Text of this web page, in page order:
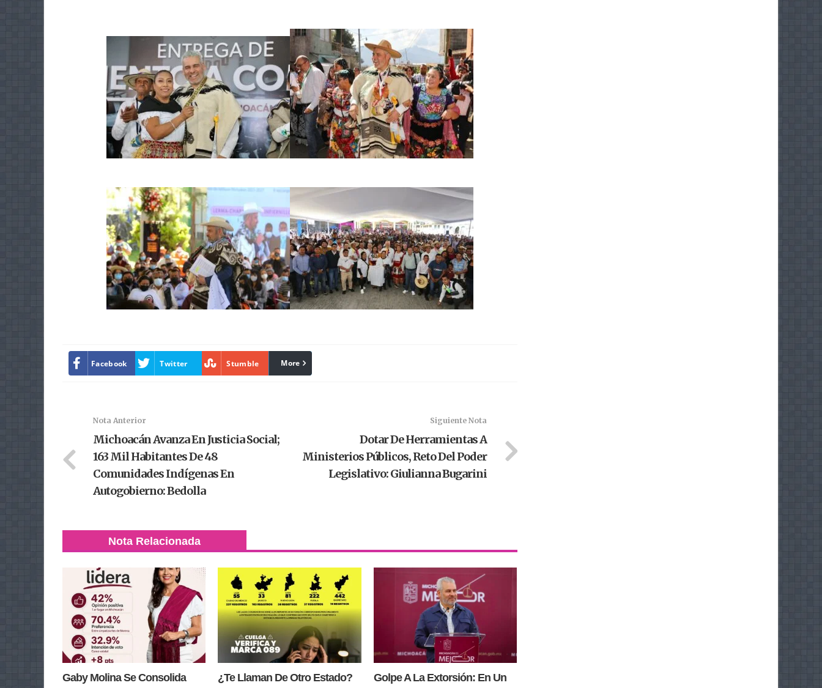
Facebook Twitter Stumble linkedin
More
Nota Anterior
Michoacán Avanza En Justicia Social;
163 Mil Habitantes De 48
Comunidades Indígenas En
Autogobierno: Bedolla
Siguiente Nota
Dotar De Herramientas A
Ministerios Públicos, Reto Del Poder
Legislativo: Giulianna Bugarini
Nota Relacionada
Gaby Molina Se Consolida
¿Te Llaman De Otro Estado?
Golpe A La Extorsión: En Un